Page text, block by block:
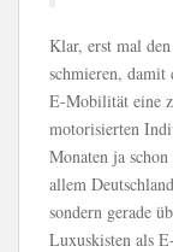
Klar, erst mal
schmieren, damit
E-Mobilität eine
motorisierten
Monaten ja
allem
sondern gerade
Luxuskisten als